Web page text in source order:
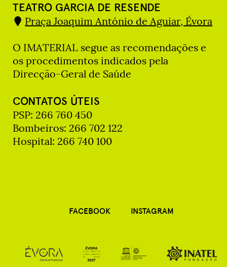
TEATRO GARCIA DE RESENDE
Praça Joaquim António de Aguiar, Évora
O IMATERIAL segue as recomendações e
os procedimentos indicados pela
Direcção-Geral de Saúde
CONTATOS ÚTEIS
PSP: 266 760 450
Bombeiros: 266 702 122
Hospital: 266 740 100
FACEBOOK INSTAGRAM